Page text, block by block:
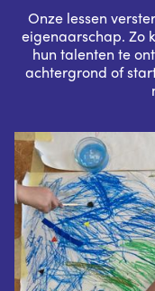
Onze lessen
eigenaarschap. Zo
hun talenten te
achtergrond of